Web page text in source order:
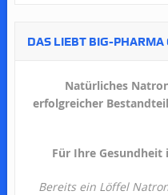
DAS LIEBT BIG-PHARMA
Natürliches
erfolgreicher
Für Ihre
Bereits ein Löffel